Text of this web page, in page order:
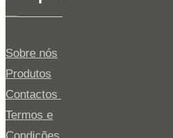
Sobre nós
Produtos
Contactos
Termos e